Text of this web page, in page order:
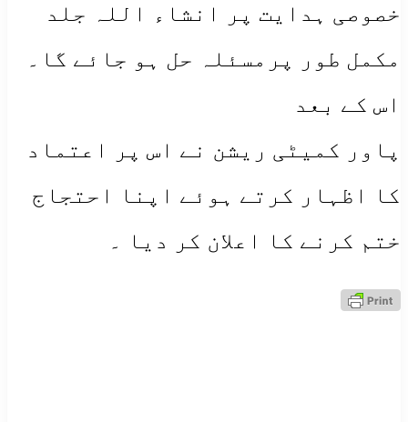
خصوصی ہدایت پر انشاء اللہ جلد
مکمل طور پرمسئلہ حل ہو جائے گا۔
اس کے بعد
پاور کمیٹی ریشن نے اس پر اعتماد
کا اظہار کرتے ہوئے اپنا احتجاج
ختم کرنے کا اعلان کر دیا ۔